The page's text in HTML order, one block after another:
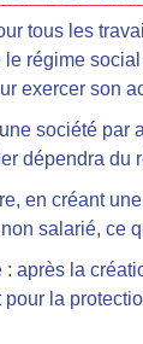
tous les
régime
exercer son
société par
dépendra du
en créant
salarié, ce
: après la
pour la